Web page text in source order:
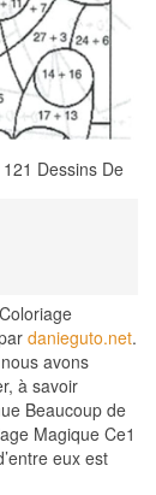
Dessins De
danieguto.net.
avons
à savoir
Beaucoup de
Magique Ce1
eux est